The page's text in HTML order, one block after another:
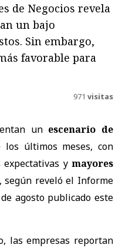
de Negocios revela
un bajo
Sin embargo,
favorable para
971 visitas
un escenario de
últimos meses, con
y mayores
según reveló el Informe
agosto publicado este
las empresas reportan